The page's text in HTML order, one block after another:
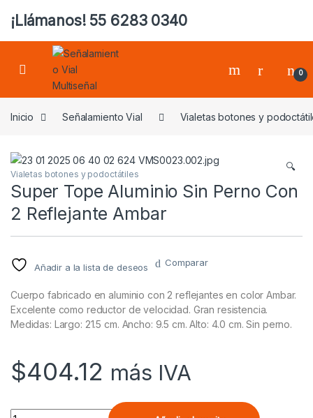
¡Llámanos! 55 6283 0340
0
Inicio Señalamiento Vial Vialetas botones y
🔍
Vialetas botones y podoctátiles
Super Tope Aluminio Sin Perno Con
2 Reflejante Ambar
Añadir a la lista de deseos Comparar
Cuerpo fabricado en aluminio con 2 reflejantes en color Ambar.
Excelente como reductor de velocidad. Gran resistencia.
Medidas: Largo: 21.5 cm. Ancho: 9.5 cm. Alto: 4.0 cm. Sin perno.
$404.12 más IVA
Super Tope Aluminio Sin Perno Con 2 Reflejante Ambar quantity